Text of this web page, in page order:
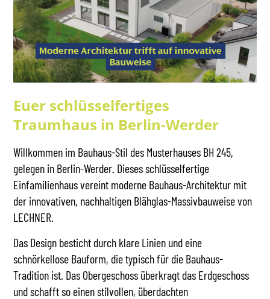
Euer schlüsselfertiges
Traumhaus in Berlin-Werder
Willkommen im Bauhaus-Stil des Musterhauses BH 245,
gelegen in Berlin-Werder. Dieses schlüsselfertige
Einfamilienhaus vereint moderne Bauhaus-Architektur mit
der innovativen, nachhaltigen Blähglas-Massivbauweise von
LECHNER.
Das Design besticht durch klare Linien und eine
schnörkellose Bauform, die typisch für die Bauhaus-
Tradition ist. Das Obergeschoss überkragt das Erdgeschoss
und schafft so einen stilvollen, überdachten